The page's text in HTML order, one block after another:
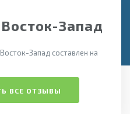
Запад
Запад составлен на
ВСЕ ОТЗЫВЫ